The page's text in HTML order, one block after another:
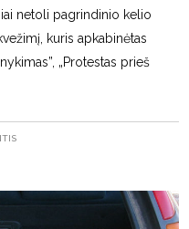
netoli pagrindinio kelio
kuris apkabinėtas
„Protestas prieš